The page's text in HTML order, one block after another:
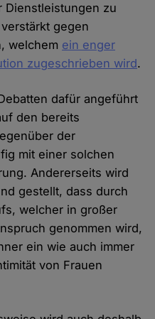
Dienstleistungen zu
gegen
welchem ein enger
zugeschrieben wird.
dafür angeführt
den bereits
der
mit einer solchen
Andererseits wird
gestellt, dass durch
welcher in großer
genommen wird,
ein wie auch immer
von Frauen